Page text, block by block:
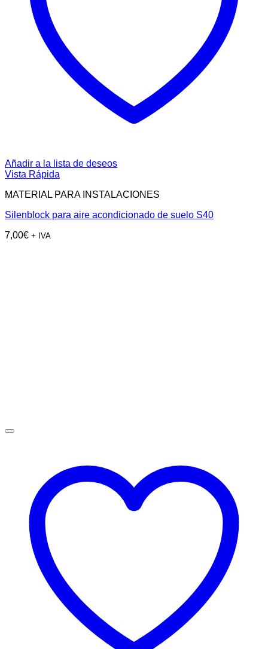
Añadir a la lista de deseos
Vista Rápida
MATERIAL PARA INSTALACIONES
Silenblock para aire acondicionado de suelo S40
7,00€ + IVA